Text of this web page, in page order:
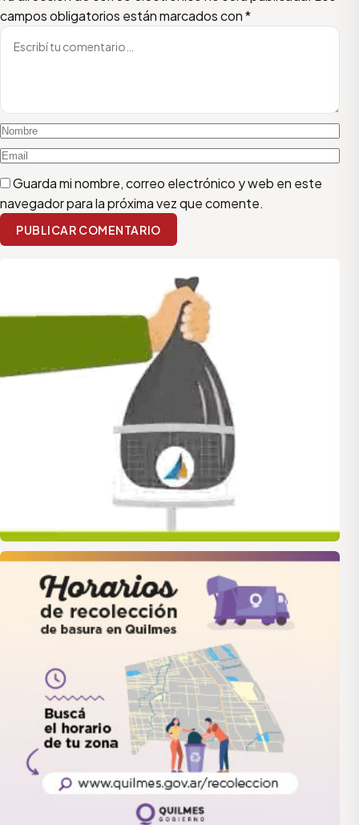
campos obligatorios están marcados con*
Guarda mi nombre, correo electrónico y web en este
navegador para la próxima vez que comente.
PUBLICAR COMENTARIO
quilmes